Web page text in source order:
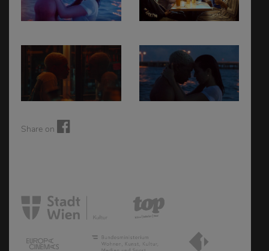
Share on